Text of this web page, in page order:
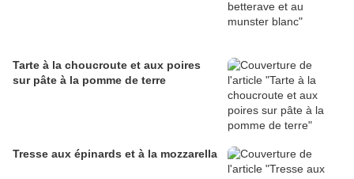
Tarte à la choucroute et aux poires
sur pâte à la pomme de terre
Tresse aux épinards et à la mozzarella